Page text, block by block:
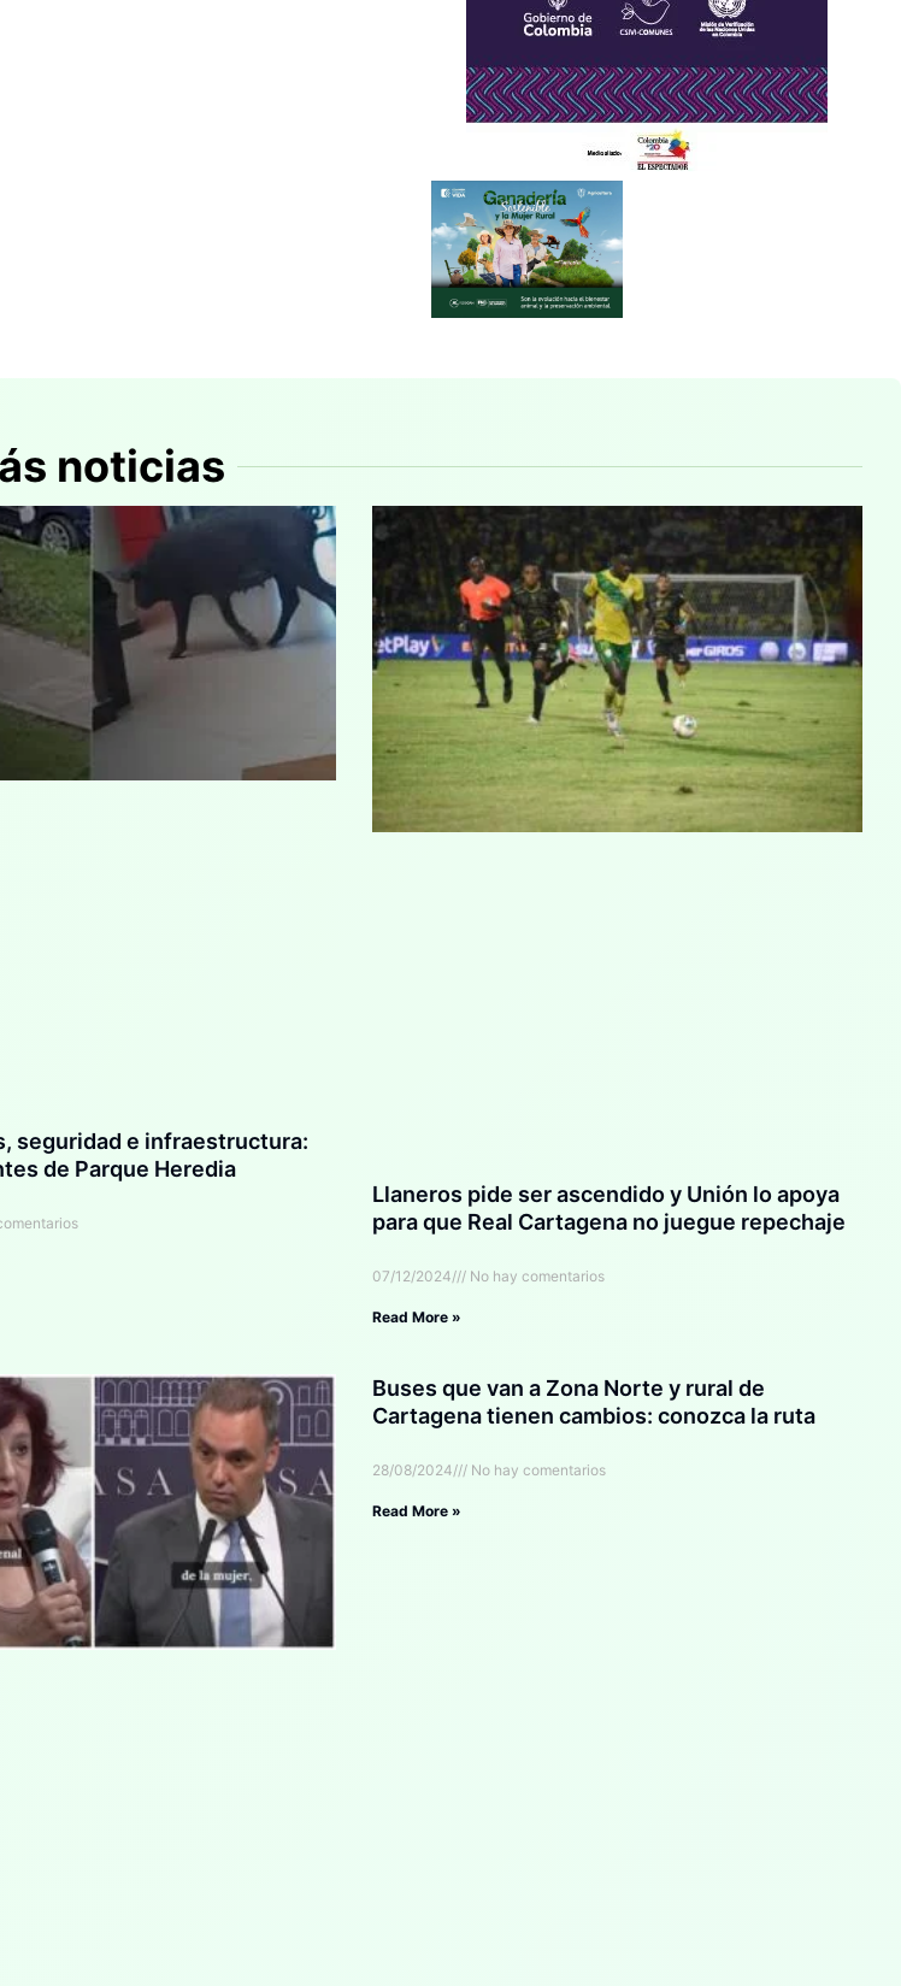
noticias
seguridad e infraestructura:
de Parque Heredia
Llaneros pide ser ascendido y Unión lo apoya
para que Real Cartagena no juegue repechaje
07/12/2024 No hay comentarios
Read More »
Buses que van a Zona Norte y rural de
Cartagena tienen cambios: conozca la ruta
28/08/2024 No hay comentarios
Read More »